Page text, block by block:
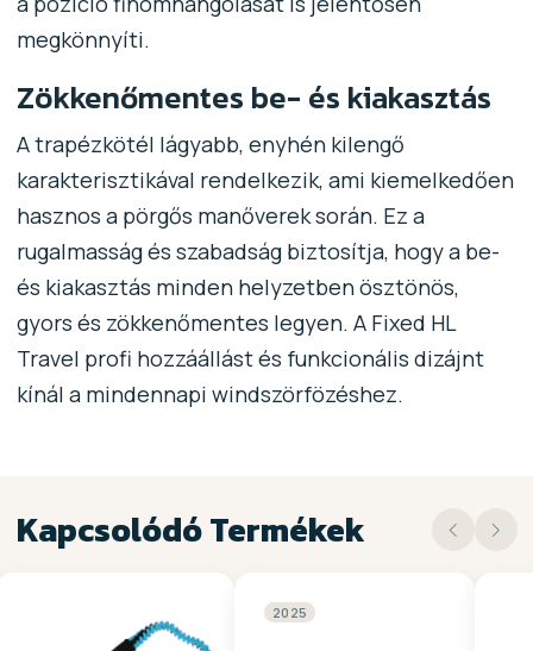
megkönnyíti.
Zökkenőmentes be- és kiakasztás
A trapézkötél lágyabb, enyhén kilengő
karakterisztikával rendelkezik, ami kiemelkedően
hasznos a pörgős manőverek során. Ez a
rugalmasság és szabadság biztosítja, hogy a be-
és kiakasztás minden helyzetben ösztönös,
gyors és zökkenőmentes legyen. A Fixed HL
Travel profi hozzáállást és funkcionális dizájnt
kínál a mindennapi windszörfözéshez.
Kapcsolódó Termékek
2025